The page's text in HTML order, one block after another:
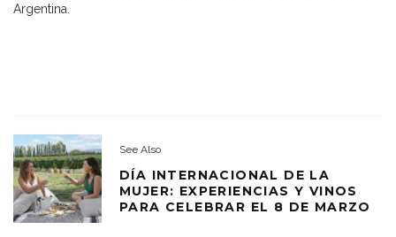
Argentina.
See Also
DÍA INTERNACIONAL DE LA
MUJER: EXPERIENCIAS Y VINOS
PARA CELEBRAR EL 8 DE MARZO